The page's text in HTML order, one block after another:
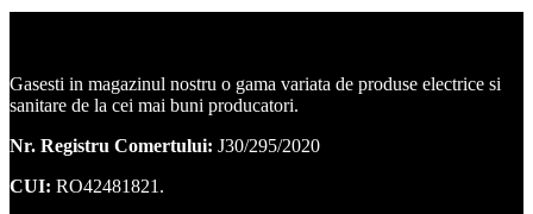
Gasesti in magazinul nostru o gama variata de produse electrice si
sanitare de la cei mai buni producatori.
Nr. Registru Comertului: J30/295/2020
CUI: RO42481821.